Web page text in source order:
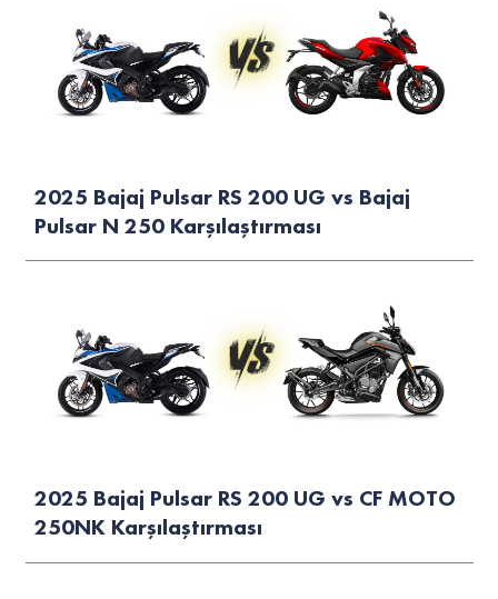
2025 Bajaj Pulsar RS 200 UG vs Bajaj
Pulsar N 250 Karşılaştırması
2025 Bajaj Pulsar RS 200 UG vs CF MOTO
250NK Karşılaştırması